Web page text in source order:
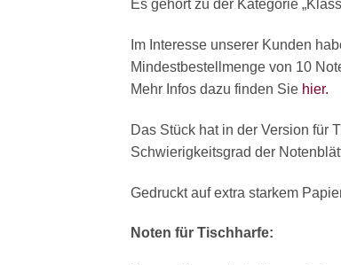
Es gehört zu der Kategorie
Im Interesse unserer Kunden
Mindestbestellmenge von 10
Mehr Infos dazu finden Sie hier.
Das Stück hat in der Version für
Schwierigkeitsgrad der
Gedruckt auf extra starkem
Noten für Tischharfe: